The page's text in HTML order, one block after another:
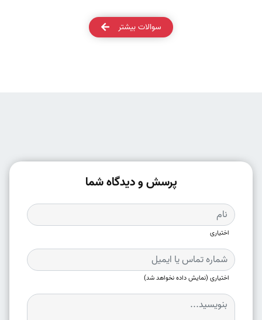
سوالات بیشتر
پرسش و دیدگاه شما
اختیاری
اختیاری (نمایش داده نخواهد شد)